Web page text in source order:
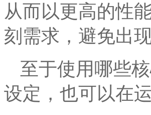
从而以更高的性
刻需求，避免出
至于使用哪些
设定，也可以在